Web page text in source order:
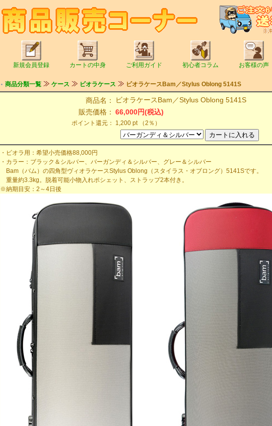
新規会員登録 カートの中身 ご利用ガイド 初心者コラム お客様の声
商品分類一覧 ケース ビオラケース ビオラケースBam／Stylus Oblong 5141S
商品名：
ビオラケースBam／Stylus Oblong 5141S
販売価格： 66,000円(税込)
ポイント還元： 1,200 pt （2％）
・ビオラ用：希望小売価格88,000円
・カラー：ブラック＆シルバー、バーガンディ＆シルバー、グレー＆シルバー
Bam（バム）の四角型ヴィオラケースStylus Oblong（スタイラス・オブロング）5141Sです。
重量約3.3kg。脱着可能小物入れポシェット、ストラップ2本付き。
※納期目安：2～4日後